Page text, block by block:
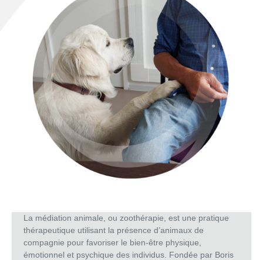
La médiation animale, ou zoothérapie, est une pratique
thérapeutique utilisant la présence d’animaux de
compagnie pour favoriser le bien-être physique,
émotionnel et psychique des individus. Fondée par Boris